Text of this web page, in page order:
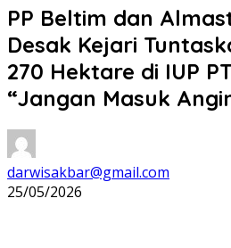
PP Beltim dan
Desak Kejari
270 Hektare di IUP
“Jangan Masuk
darwisakbar@gmail.com
25/05/2026